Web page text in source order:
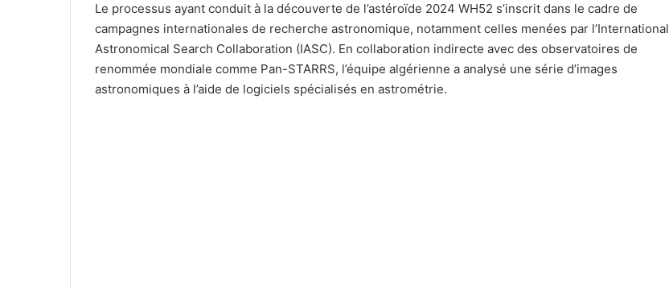
Le processus ayant conduit à la découverte de l’astéroïde 2024 WH52 s’inscrit dans le cadre de
campagnes internationales de recherche astronomique, notamment celles menées par l’International
Astronomical Search Collaboration (IASC). En collaboration indirecte avec des observatoires de
renommée mondiale comme Pan-STARRS, l’équipe algérienne a analysé une série d’images
astronomiques à l’aide de logiciels spécialisés en astrométrie.